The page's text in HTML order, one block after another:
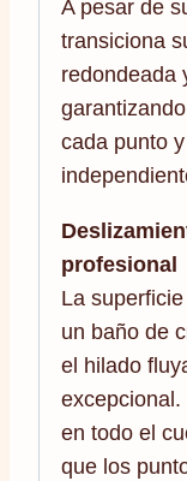
A pesar de
transiciona
redondeada
cada punto
profesional
La
un baño de
el hilado
en todo el
que los